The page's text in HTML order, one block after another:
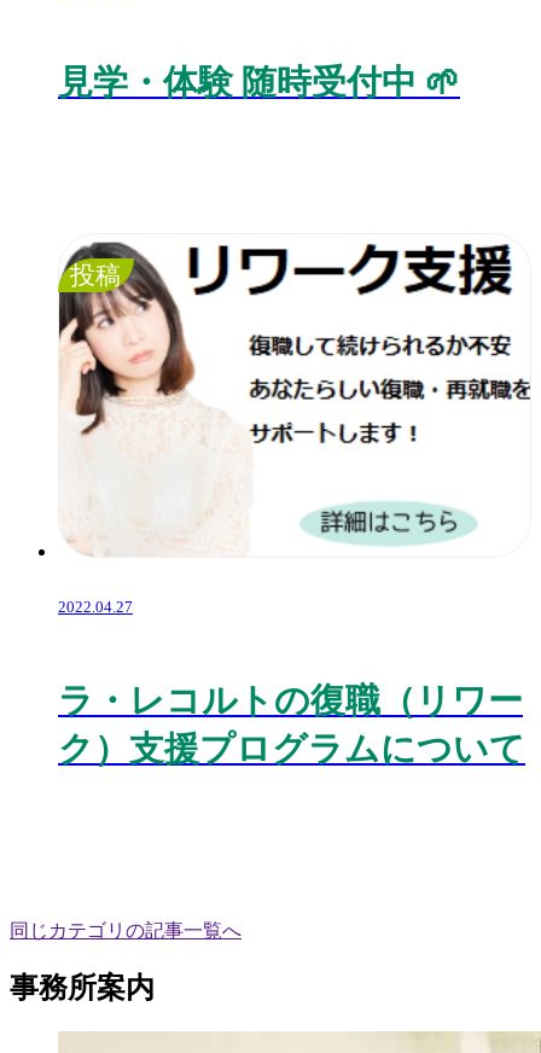
見学・体験 随時受付中 🌱
投稿
2022.04.27
ラ・レコルトの復職（リワー
ク）支援プログラムについて
同じカテゴリの記事⼀覧へ
事務所案内